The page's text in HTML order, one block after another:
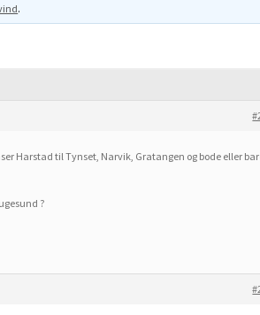
.
Harstad til Tynset, Narvik, Gratangen og bode eller
?